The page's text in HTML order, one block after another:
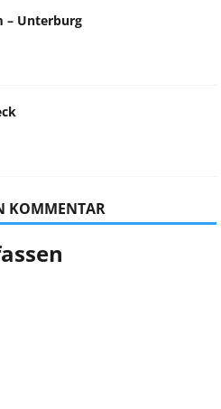
– Unterburg
KOMMENTAR